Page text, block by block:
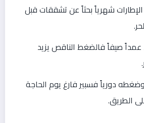
شهرياً بحثاً عن تشققات قبل
عمداً صيفاً فالضغط الناقص يزيد
دورياً فسبير فارغ يوم الحاجة
الطريق.